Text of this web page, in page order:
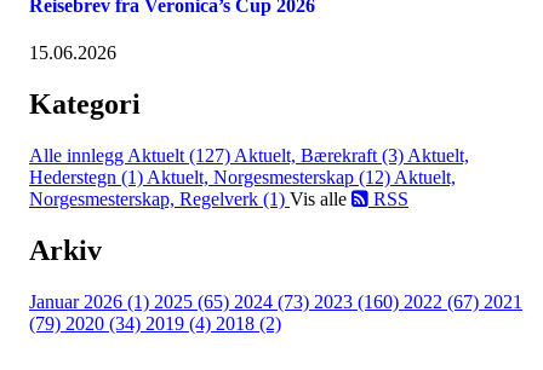
Reisebrev fra Veronica’s Cup 2026
15.06.2026
Kategori
Alle innlegg Aktuelt (127) Aktuelt, Bærekraft (3) Aktuelt,
Hederstegn (1) Aktuelt, Norgesmesterskap (12) Aktuelt,
Norgesmesterskap, Regelverk (1) Vis alle RSS
Arkiv
Januar 2026 (1) 2025 (65) 2024 (73) 2023 (160) 2022 (67) 2021
(79) 2020 (34) 2019 (4) 2018 (2)